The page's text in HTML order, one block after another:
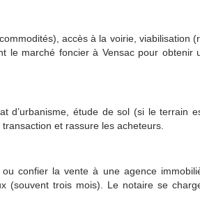
accès à la voirie, viabilisation
le marché foncier à Vensac pour obtenir
d’urbanisme, étude de sol (si le terrain
et rassure les acheteurs.
confier la vente à une agence
(souvent trois mois). Le notaire se